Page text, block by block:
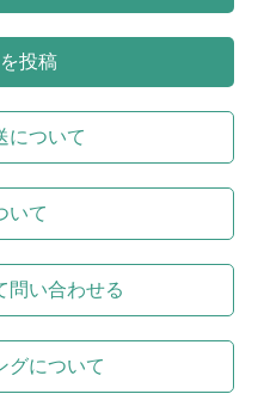
投稿
について
いて
問い合わせる
グについて